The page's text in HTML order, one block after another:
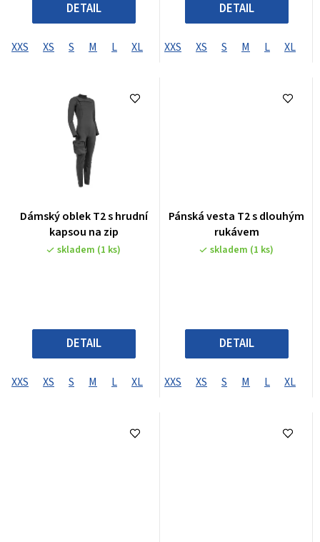
DETAIL
XXS XS S M L XL XXL XXXL XXXXL
DETAIL
XXS XS S M L XL
Dámský oblek T2 s hrudní
kapsou na zip
skladem (1 ks)
DETAIL
XXS XS S M L XL XXL XXXL XXXXL
Pánská vesta T2 s dlouhým
rukávem
skladem (1 ks)
DETAIL
XXS XS S M L XL